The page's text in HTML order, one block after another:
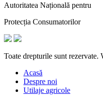
Autoritatea Națională pentru
Protecția Consumatorilor
Toate drepturile sunt rezervate.
Acasă
Despre noi
Utilaje agricole